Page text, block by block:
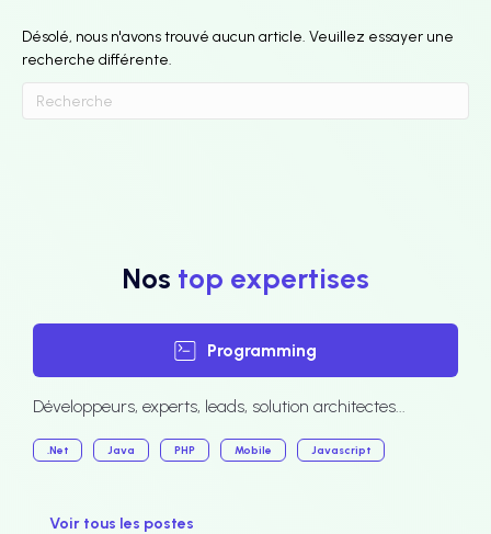
Désolé, nous n'avons trouvé aucun article. Veuillez essayer une
recherche différente.
Nos top expertises
Programming
Développeurs, experts, leads, solution architectes...
.Net Java PHP Mobile Javascript
Voir tous les postes